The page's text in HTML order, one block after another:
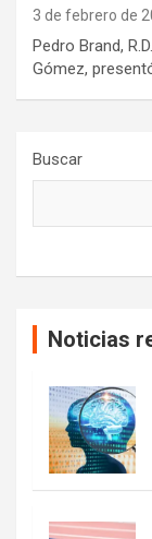
3 de febrero de
Pedro Brand,
Gómez,
Buscar
Noticias